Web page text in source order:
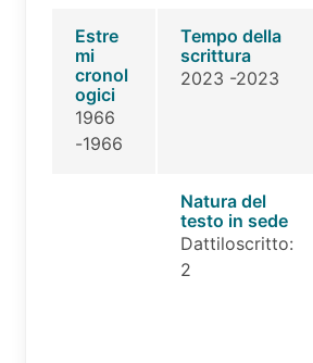
Estre
mi
cronol
ogici
1966
-1966
Tempo della
scrittura
2023 -2023
Natura del
testo in sede
Dattiloscritto:
2